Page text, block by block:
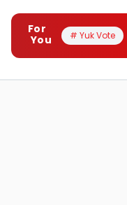
For
You
# Yuk Vote